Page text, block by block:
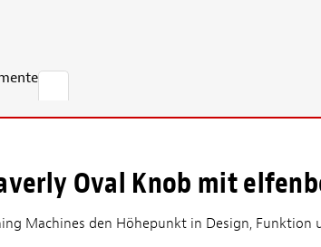
Oval Knob mit
Machines den Höhepunkt in Design,